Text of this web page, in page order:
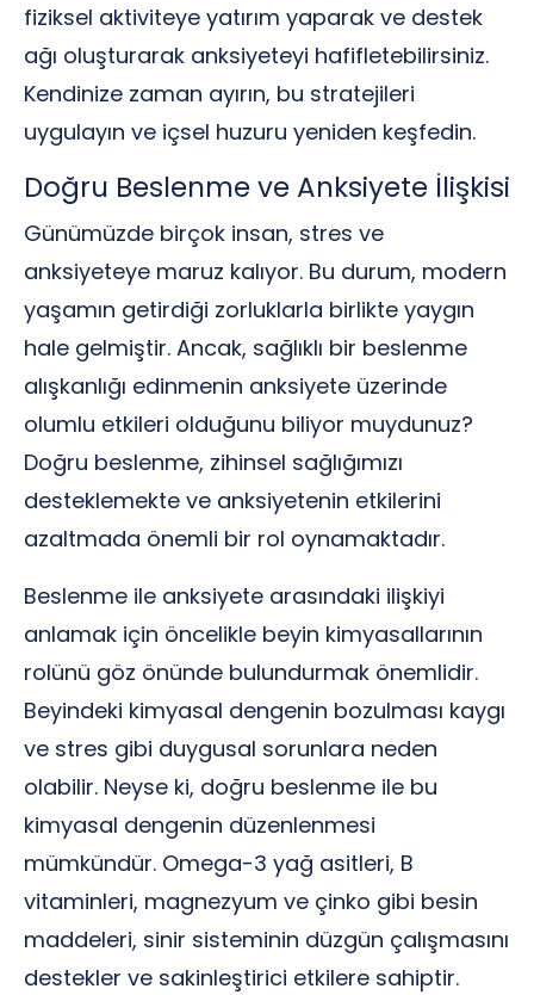
fiziksel aktiviteye yatırım yaparak ve destek
ağı oluşturarak anksiyeteyi hafifletebilirsiniz.
Kendinize zaman ayırın, bu stratejileri
uygulayın ve içsel huzuru yeniden keşfedin.
Doğru Beslenme ve Anksiyete İlişkisi
Günümüzde birçok insan, stres ve
anksiyeteye maruz kalıyor. Bu durum, modern
yaşamın getirdiği zorluklarla birlikte yaygın
hale gelmiştir. Ancak, sağlıklı bir beslenme
alışkanlığı edinmenin anksiyete üzerinde
olumlu etkileri olduğunu biliyor muydunuz?
Doğru beslenme, zihinsel sağlığımızı
desteklemekte ve anksiyetenin etkilerini
azaltmada önemli bir rol oynamaktadır.
Beslenme ile anksiyete arasındaki ilişkiyi
anlamak için öncelikle beyin kimyasallarının
rolünü göz önünde bulundurmak önemlidir.
Beyindeki kimyasal dengenin bozulması kaygı
ve stres gibi duygusal sorunlara neden
olabilir. Neyse ki, doğru beslenme ile bu
kimyasal dengenin düzenlenmesi
mümkündür. Omega-3 yağ asitleri, B
vitaminleri, magnezyum ve çinko gibi besin
maddeleri, sinir sisteminin düzgün çalışmasını
destekler ve sakinleştirici etkilere sahiptir.